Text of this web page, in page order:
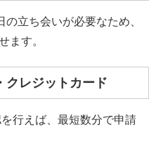
の立ち会いが必要なため、
ます。
クレジットカード
行えば、最短数分で申請